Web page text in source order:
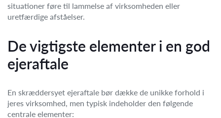
situationer føre til lammelse af virksomheden eller
uretfærdige afståelser.
De vigtigste elementer i en god
ejeraftale
En skræddersyet ejeraftale bør dække de unikke forhold i
jeres virksomhed, men typisk indeholder den følgende
centrale elementer: